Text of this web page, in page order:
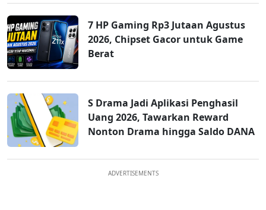
7 HP Gaming Rp3 Jutaan Agustus
2026, Chipset Gacor untuk Game
Berat
S Drama Jadi Aplikasi Penghasil
Uang 2026, Tawarkan Reward
Nonton Drama hingga Saldo DANA
ADVERTISEMENTS